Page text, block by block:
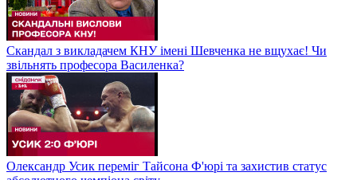
Скандал з викладачем КНУ імені Шевченка не вщухає! Чи
звільнять професора Василенка?
Олександр Усик переміг Тайсона Ф'юрі та захистив статус